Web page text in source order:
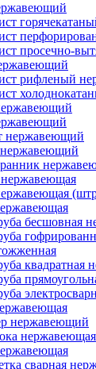
просечно-
рифленый
нержавеющий
бесшовная
квадратная
нержавеющий
нержавеющая
сварная